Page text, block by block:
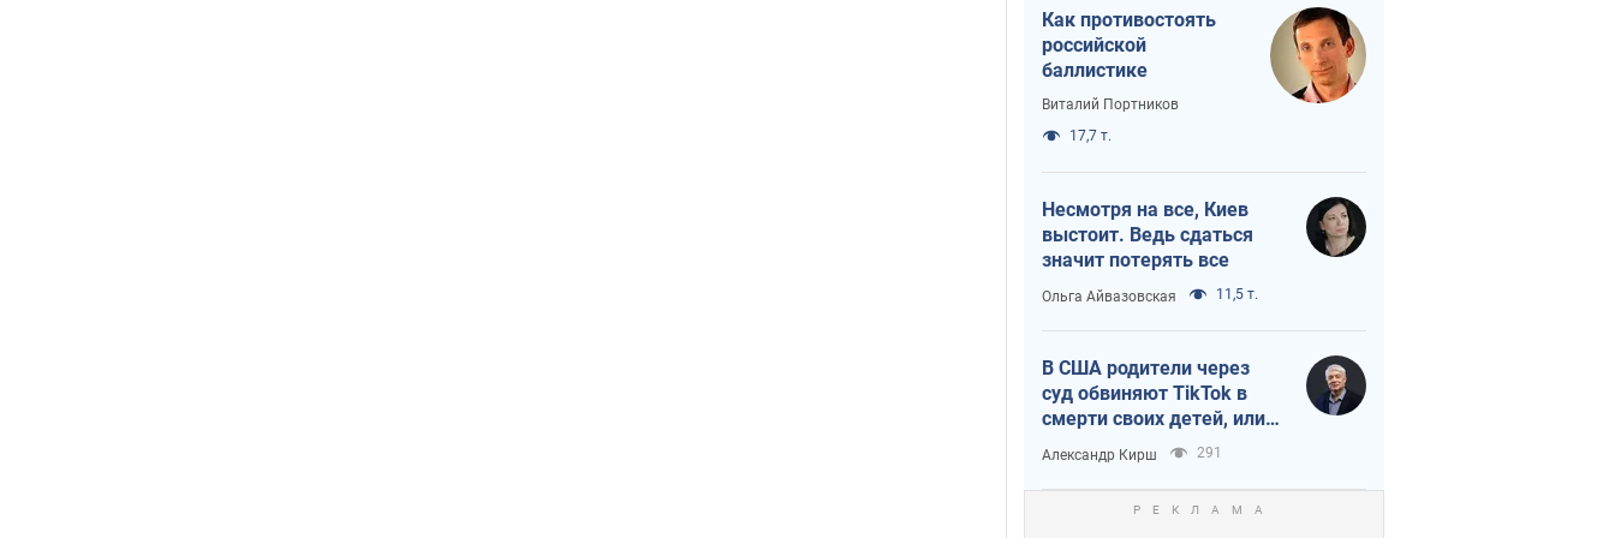
Как противостоять
российской
баллистике
Виталий Портников
17,7 т.
Несмотря на все, Киев
выстоит. Ведь сдаться
значит потерять все
Ольга Айвазовская 11,5 т.
В США родители через
суд обвиняют TikTok в
смерти своих детей, или
Атака КНР на молодежь
Александр Кирш 291